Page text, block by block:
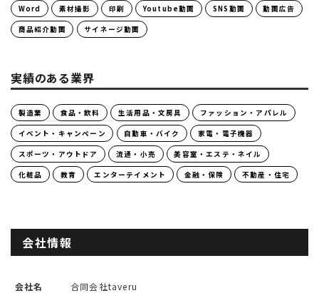
Word 素材撮影 印刷 Youtube動画 SNS動画 動画広告
商品紹介動画 サイネージ動画
実績のある業界
製造業 食品・飲料 生活用品・文房具 ファッション・アパレル
イベント・キャンペーン 自動車・バイク 家電・電子機器
スポーツ・アウトドア 流通・小売 美容室・エステ・ネイル
化粧品 教育 エンターテイメント 金融・保険 不動産・住宅
会社情報
会社名 合同会社taveru